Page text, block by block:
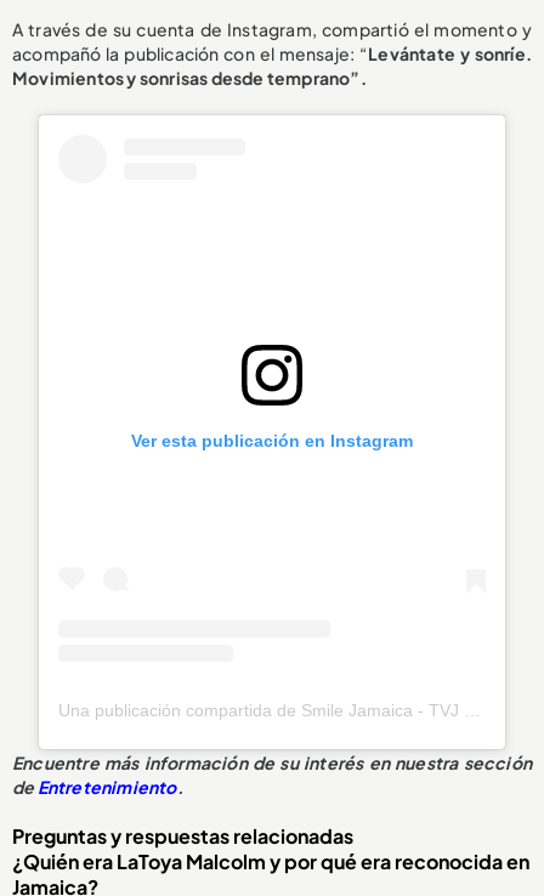
A través de su cuenta de Instagram, compartió el momento y
acompañó la publicación con el mensaje: “Levántate y sonríe.
Movimientos y sonrisas desde temprano”.
Ver esta publicación en Instagram
Una publicación compartida de Smile Jamaica - TVJ (@smilejamtvj)
Encuentre más información de su interés en nuestra sección
deEntretenimiento.
Preguntas y respuestas relacionadas
¿Quién era LaToya Malcolm y por qué era reconocida en
Jamaica?